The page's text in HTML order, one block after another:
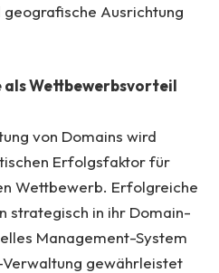
geografische Ausrichtung
Wettbewerbsvorteil
von Domains wird
Erfolgsfaktor für
Wettbewerb. Erfolgreiche
strategisch in ihr Domain-
Management-System
gewährleistet